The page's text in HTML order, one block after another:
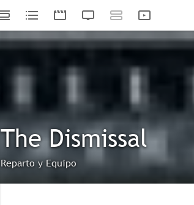
The Dismissal
Reparto y Equipo